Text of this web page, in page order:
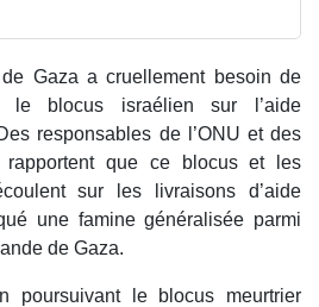
Gaza a cruellement besoin de
le blocus israélien sur l’aide
responsables de l’ONU et des
rapportent que ce blocus et les
sur les livraisons d’aide
une famine généralisée parmi
de Gaza.
poursuivant le blocus meurtrier